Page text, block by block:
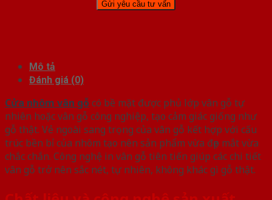
Mô tả
Đánh giá (0)
Cửa nhôm vân gỗcó bề mặt được phủ lớp vân gỗ tự
nhiên hoặc vân gỗ công nghiệp, tạo cảm giác giống như
gỗ thật. Vẻ ngoài sang trọng của vân gỗ kết hợp với cấu
trúc bền bỉ của nhôm tạo nên sản phẩm vừa đẹp mắt vừa
chắc chắn. Công nghệ in vân gỗ tiên tiến giúp các chi tiết
vân gỗ trở nên sắc nét, tự nhiên, không khác gì gỗ thật.